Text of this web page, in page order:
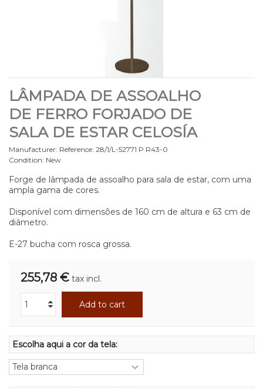
LÂMPADA DE ASSOALHO
DE FERRO FORJADO DE
SALA DE ESTAR CELOSÍA
Manufacturer: Reference: 28/1/L-52771 P R43-0
Condition: New
Forge de lâmpada de assoalho para sala de estar, com uma
ampla gama de cores.
Disponível com dimensões de 160 cm de altura e 63 cm de
diâmetro.
E-27 bucha com rosca grossa.
255,78 € tax incl.
Add to cart
Escolha aqui a cor da tela: